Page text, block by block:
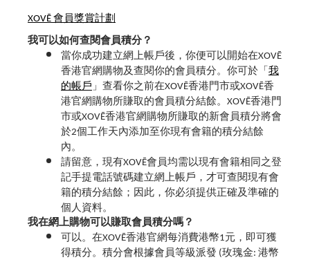
XOVĒ 會員獎賞計劃
我可以如何查閱會員積分？
當你成功建立網上帳戶後，你便可以開始在XOVĒ
香港官網購物及查閱你的會員積分。你可於「 我
的帳戶 」查看你之前在XOVĒ香港門市或XOVĒ香
港官網購物所賺取的會員積分結餘。XOVĒ香港門
市或XOVĒ香港官網購物所賺取的新會員積分將會
於2個工作天內添加至你現有會籍的積分結餘
內。
請留意，現有XOVĒ會員均需以現有會籍相同之登
記手提電話號碼建立網上帳戶，才可查閱現有會
籍的積分結餘；因此，你必須提供正確及準確的
個人資料。
我在網上購物可以賺取會員積分嗎？
可以。在XOVĒ香港官網每消費港幣1元，即可獲
得積分。積分會根據會員等級派發 (玫瑰金: 港幣